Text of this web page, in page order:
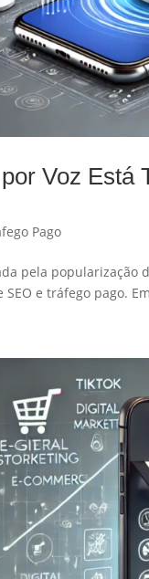
Voz Está
Pago
pela popularização
e tráfego pago.